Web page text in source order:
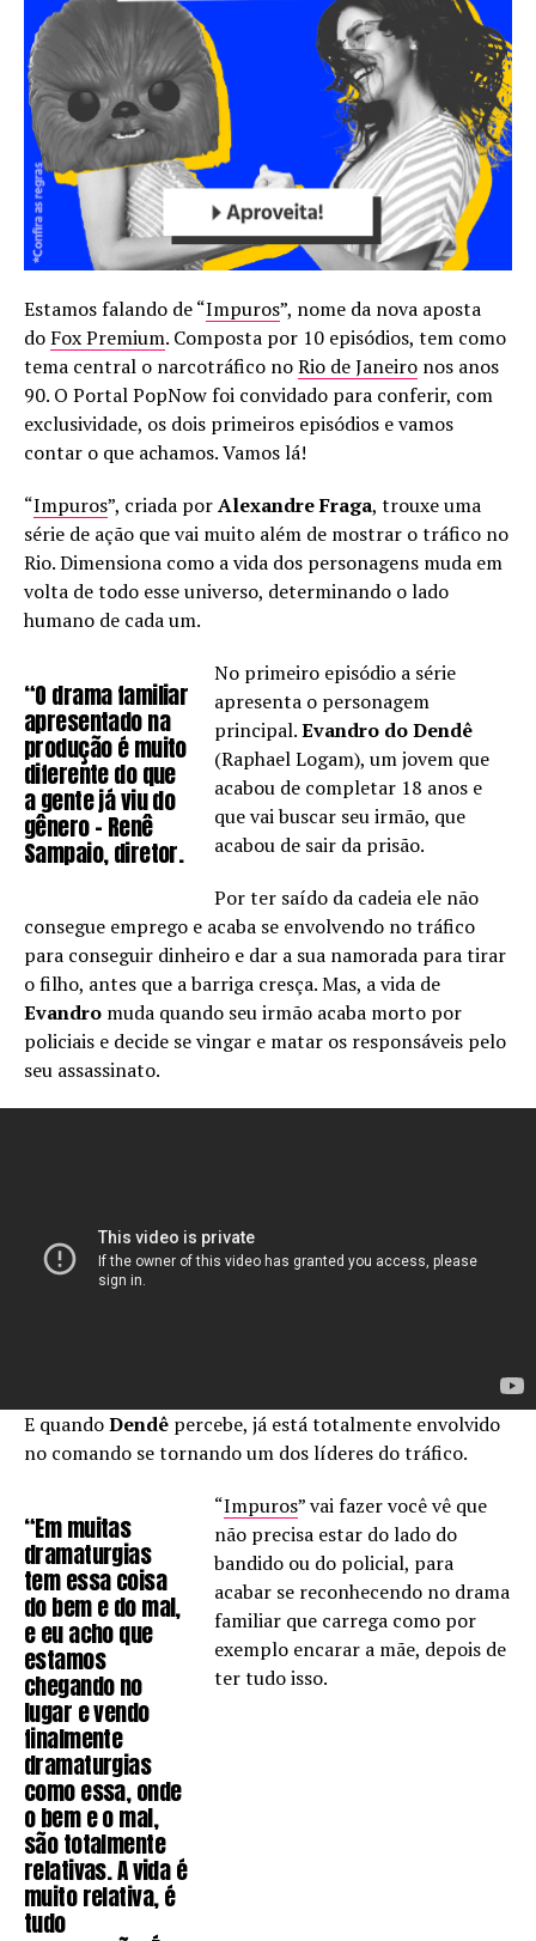
Estamos falando de “Impuros”, nome da nova aposta
do Fox Premium. Composta por 10 episódios, tem como
tema central o narcotráfico noRio de Janeiro nos anos
90. O Portal PopNow foi convidado para conferir, com
exclusividade, os dois primeiros episódios e vamos
contar o que achamos. Vamos lá!
“Impuros”, criada porAlexandre Fraga, trouxe uma
série de ação que vai muito além de mostrar o tráfico no
Rio. Dimensiona como a vida dos personagens muda em
volta de todo esse universo, determinando o lado
humano de cada um.
“O drama familiar
apresentado na
produção é muito
diferente do que
a gente já viu do
gênero – Renê
Sampaio, diretor.
No primeiro episódio a série
apresenta o personagem
principal.Evandro do Dendê
(Raphael Logam), um jovem que
acabou de completar 18 anos e
que vai buscar seu irmão, que
acabou de sair da prisão.
Por ter saído da cadeia ele não
consegue emprego e acaba se envolvendo no tráfico
para conseguir dinheiro e dar a sua namorada para tirar
o filho, antes que a barriga cresça. Mas, a vida de
Evandro muda quando seu irmão acaba morto por
policiais e decide se vingar e matar os responsáveis pelo
seu assassinato.
E quandoDendê percebe, já está totalmente envolvido
no comando se tornando um dos líderes do tráfico.
“Em muitas
dramaturgias
tem essa coisa
do bem e do mal,
e eu acho que
estamos
chegando no
lugar e vendo
finalmente
dramaturgias
como essa, onde
o bem e o mal,
são totalmente
relativas. A vida é
muito relativa, é
tudo
“Impuros” vai fazer você vê que
não precisa estar do lado do
bandido ou do policial, para
acabar se reconhecendo no drama
familiar que carrega como por
exemplo encarar a mãe, depois de
ter tudo isso.